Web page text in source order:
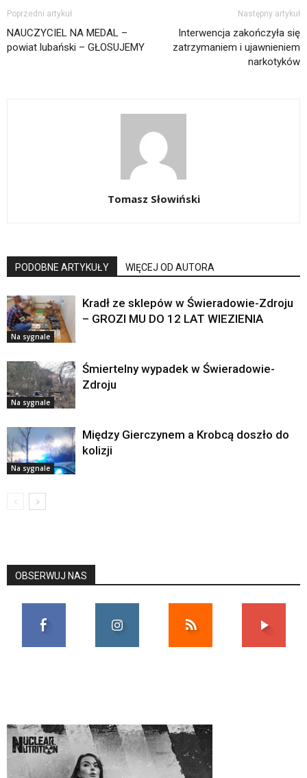
Poprzedni artykuł
NAUCZYCIEL NA MEDAL –
powiat lubański – GŁOSUJEMY
Następny artykuł
Interwencja zakończyła się
zatrzymaniem i ujawnieniem
narkotyków
Tomasz Słowiński
PODOBNE ARTYKUŁY WIĘCEJ OD AUTORA
Na sygnale
Kradł ze sklepów w Świeradowie-Zdroju
– GROZI MU DO 12 LAT WIEZIENIA
Na sygnale
Śmiertelny wypadek w Świeradowie-
Zdroju
Na sygnale
Między Gierczynem a Krobcą doszło do
kolizji
OBSERWUJ NAS